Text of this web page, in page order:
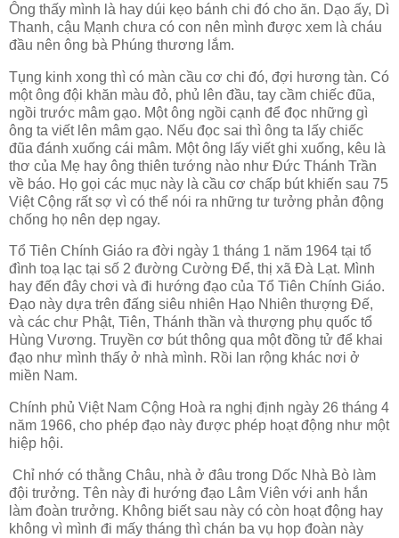
Ông thấy mình là hay dúi kẹo bánh chi đó cho ăn. Dạo ấy, Dì
Thanh, cậu Mạnh chưa có con nên mình được xem là cháu
đầu nên ông bà Phúng thương lắm.
Tụng kinh xong thì có màn cầu cơ chi đó, đợi hương tàn. Có
một ông đội khăn màu đỏ, phủ lên đầu, tay cầm chiếc đũa,
ngồi trước mâm gạo. Một ông ngồi cạnh để đọc những gì
ông ta viết lên mâm gạo. Nếu đọc sai thì ông ta lấy chiếc
đũa đánh xuống cái mâm. Một ông lấy viết ghi xuống, kêu là
thơ của Mẹ hay ông thiên tướng nào như Đức Thánh Trần
về báo. Họ gọi các mục này là cầu cơ chấp bút khiến sau 75
Việt Cộng rất sợ vì có thể nói ra những tư tưởng phản động
chống họ nên dẹp ngay.
Tổ Tiên Chính Giáo ra đời ngày 1 tháng 1 năm 1964 tại tổ
đình toạ lạc tại số 2 đường Cường Để, thị xã Đà Lạt. Mình
hay đến đây chơi và đi hướng đạo của Tổ Tiên Chính Giáo.
Đạo này dựa trên đấng siêu nhiên Hạo Nhiên thượng Đế,
và các chư Phật, Tiên, Thánh thần và thượng phụ quốc tổ
Hùng Vương. Truyền cơ bút thông qua một đồng tử để khai
đạo như mình thấy ở nhà mình. Rồi lan rộng khác nơi ở
miền Nam.
Chính phủ Việt Nam Cộng Hoà ra nghị định ngày 26 tháng 4
năm 1966, cho phép đạo này được phép hoạt động như một
hiệp hội.
Chỉ nhớ có thằng Châu, nhà ở đâu trong Dốc Nhà Bò làm
đội trưởng. Tên này đi hướng đạo Lâm Viên với anh hắn
làm đoàn trưởng. Không biết sau này có còn hoạt động hay
không vì mình đi mấy tháng thì chán ba vụ họp đoàn này